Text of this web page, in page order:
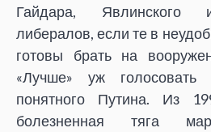
Гайдара, Явлинского
либералов, если те в
готовы брать на
«Лучше» уж
понятного Путина. Из
болезненная тяга